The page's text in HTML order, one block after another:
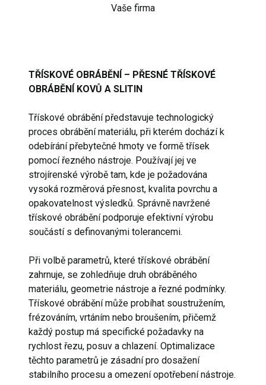
Vaše firma
TŘÍSKOVÉ OBRÁBĚNÍ – PŘESNÉ TŘÍSKOVÉ
OBRÁBĚNÍ KOVŮ A SLITIN
Třískové obrábění představuje technologický
proces obrábění materiálu, při kterém dochází k
odebírání přebytečné hmoty ve formě třísek
pomocí řezného nástroje. Používají jej ve
strojírenské výrobě tam, kde je požadována
vysoká rozměrová přesnost, kvalita povrchu a
opakovatelnost výsledků. Správně navržené
třískové obrábění podporuje efektivní výrobu
součástí s definovanými tolerancemi.
Při volbě parametrů, které třískové obrábění
zahrnuje, se zohledňuje druh obráběného
materiálu, geometrie nástroje a řezné podmínky.
Třískové obrábění může probíhat soustružením,
frézováním, vrtáním nebo broušením, přičemž
každý postup má specifické požadavky na
rychlost řezu, posuv a chlazení. Optimalizace
těchto parametrů je zásadní pro dosažení
stabilního procesu a omezení opotřebení nástroje.